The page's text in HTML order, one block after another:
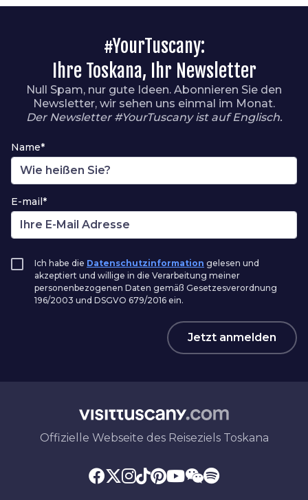
#YourTuscany:
Ihre Toskana, Ihr Newsletter
Null Spam, nur gute Ideen. Abonnieren Sie den
Newsletter, wir sehen uns einmal im Monat.
Der Newsletter #YourTuscany ist auf Englisch.
Name*
E-mail*
Ich habe die Datenschutzinformation gelesen und
akzeptiert und willige in die Verarbeitung meiner
personenbezogenen Daten gemäß Gesetzesverordnung
196/2003 und DSGVO 679/2016 ein.
Jetzt anmelden
Offizielle Webseite des Reiseziels Toskana